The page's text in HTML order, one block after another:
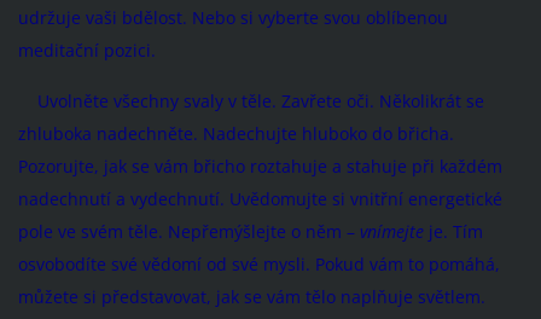
udržuje vaši bdělost. Nebo si vyberte svou oblíbenou
meditační pozici.
Uvolněte všechny svaly v těle. Zavřete oči. Několikrát se
zhluboka nadechněte. Nadechujte hluboko do břicha.
Pozorujte, jak se vám břicho roztahuje a stahuje při každém
nadechnutí a vydechnutí. Uvědomujte si vnitřní energetické
pole ve svém těle. Nepřemýšlejte o něm – vnímejteje. Tím
osvobodíte své vědomí od své mysli. Pokud vám to pomáhá,
můžete si představovat, jak se vám tělo naplňuje světlem.